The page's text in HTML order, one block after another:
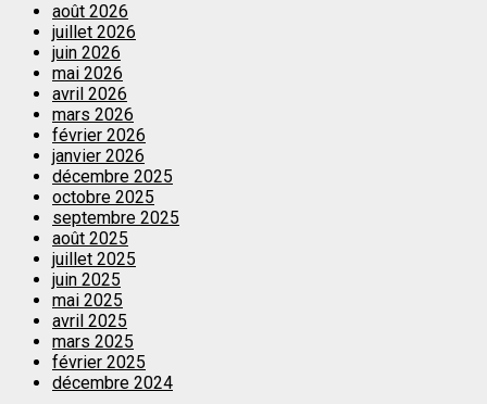
août 2026
juillet 2026
juin 2026
mai 2026
avril 2026
mars 2026
février 2026
janvier 2026
décembre 2025
octobre 2025
septembre 2025
août 2025
juillet 2025
juin 2025
mai 2025
avril 2025
mars 2025
février 2025
décembre 2024